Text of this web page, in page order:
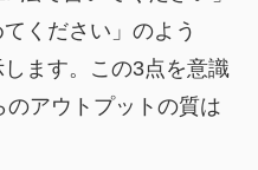
ください」のよう
ます。この3点を意識
アウトプットの質は